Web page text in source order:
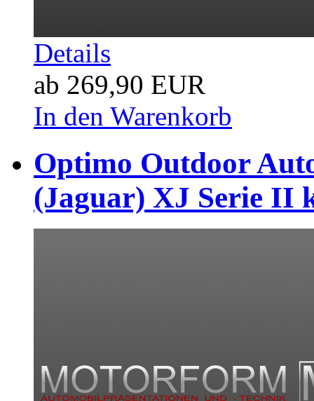
Details
ab 269,90 EUR
In den Warenkorb
Optimo Outdoor
(Jaguar) XJ Serie II